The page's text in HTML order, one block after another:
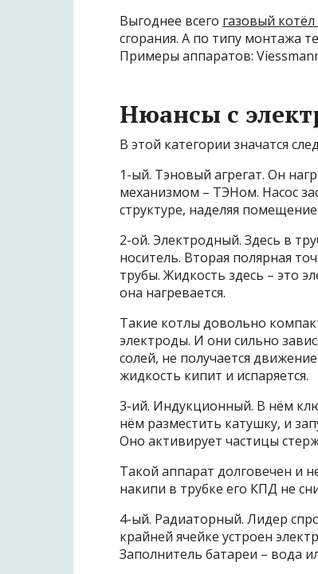
Выгоднее всего газовый
сгорания. А по типу монтажа
Примеры аппаратов:
Нюансы с
В этой категории значатся
1-ый. Тэновый агрегат. Он
механизмом – ТЭНом. Насос
структуре, наделяя
2-ой. Электродный. Здесь в
носитель. Вторая полярная
трубы. Жидкость здесь – это
она нагревается.
Такие котлы довольно
электроды. И они сильно
солей, не получается
жидкость кипит и испаряется.
3-ий. Индукционный. В нём
нём разместить катушку, и
Оно активирует частицы
Такой аппарат долговечен и
накипи в трубке его КПД не
4-ый. Радиаторный. Лидер
крайней ячейке устроен
Заполнитель батареи – вода